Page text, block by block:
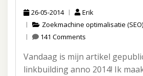
26-05-2014
Erik
Zoekmachine optimalisatie (SEO)
141 Comments
Vandaag is mijn artikel
linkbuilding anno 2014! Ik